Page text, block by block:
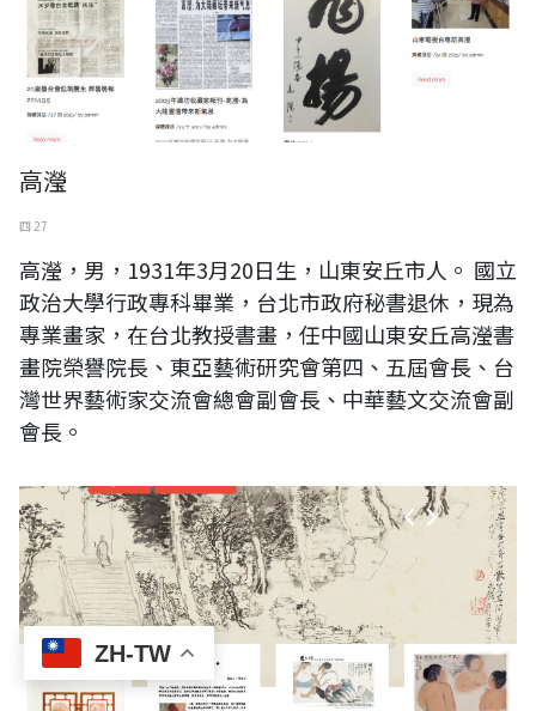
ZH-TW
高瀅
四 27
高瀅，男，1931年3月20日生，山東安丘市人。 國立
政治大學行政專科畢業，台北市政府秘書退休，現為
專業畫家，在台北教授書畫，任中國山東安丘高瀅書
畫院榮譽院長、東亞藝術研究會第四、五屆會長、台
灣世界藝術家交流會總會副會長、中華藝文交流會副
會長。